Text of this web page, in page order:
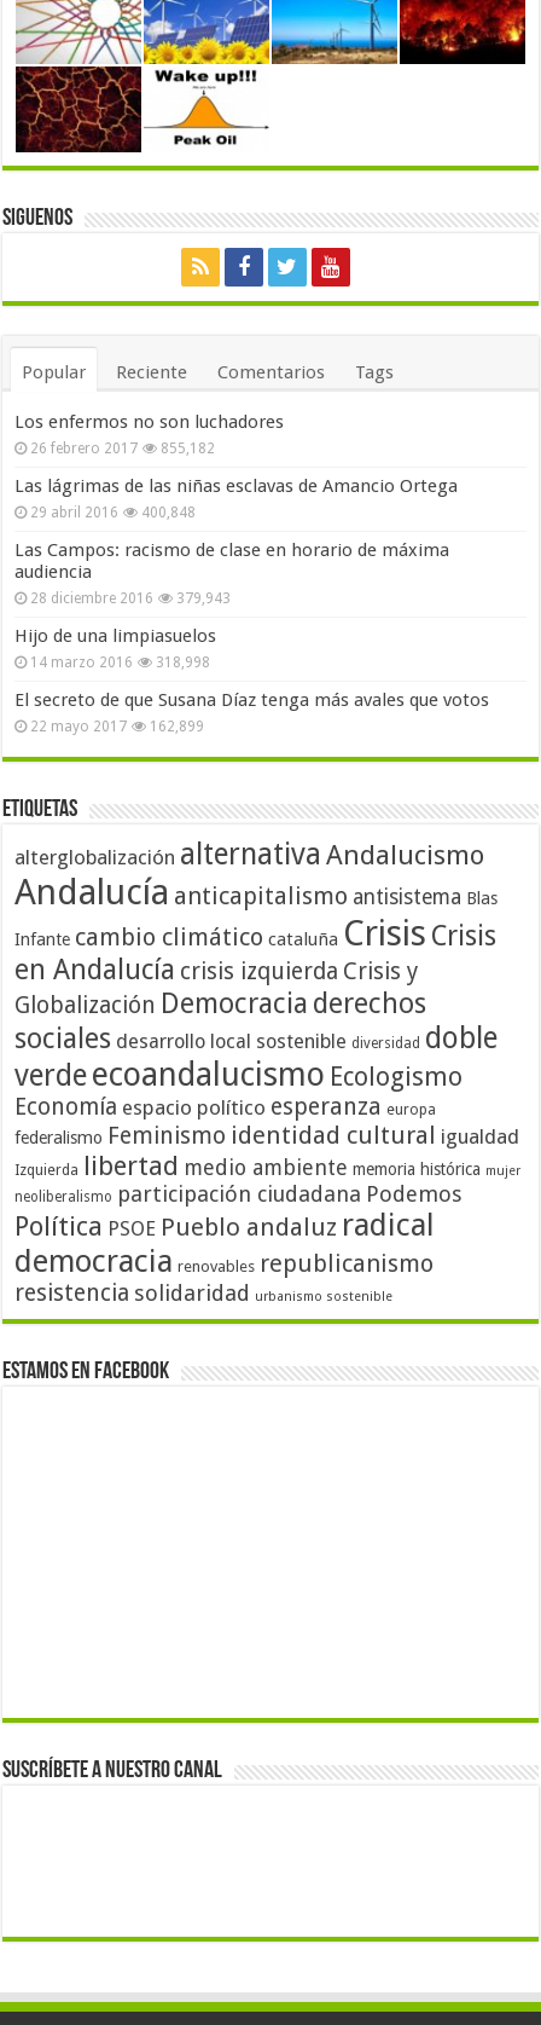
Siguenos
Popular Reciente Comentarios Tags
Los enfermos no son luchadores
26 febrero 2017 855,182
Las lágrimas de las niñas esclavas de Amancio Ortega
29 abril 2016 400,848
Las Campos: racismo de clase en horario de máxima
audiencia
28 diciembre 2016 379,943
Hijo de una limpiasuelos
14 marzo 2016 318,998
El secreto de que Susana Díaz tenga más avales que votos
22 mayo 2017 162,899
Etiquetas
alterglobalización alternativa Andalucismo
Andalucía anticapitalismo antisistema Blas
Infante cambio climático cataluña Crisis Crisis
en Andalucía crisis izquierda Crisis y
Globalización Democracia derechos
sociales desarrollo local sostenible diversidad doble
verdeecoandalucismo Ecologismo
Economía espacio político esperanza europa
federalismo Feminismo identidad cultural igualdad
Izquierda libertad medio ambiente memoria histórica mujer
neoliberalismo participación ciudadana Podemos
Política PSOE Pueblo andaluz radical
democracia renovables republicanismo
resistencia solidaridad urbanismo sostenible
Estamos en Facebook
Suscríbete a nuestro canal